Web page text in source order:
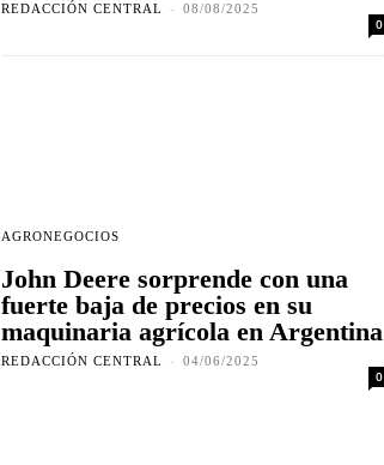
REDACCIÓN CENTRAL - 08/08/2025
0
AGRONEGOCIOS
John Deere sorprende con una
fuerte baja de precios en su
maquinaria agrícola en Argentina
REDACCIÓN CENTRAL - 04/06/2025
0